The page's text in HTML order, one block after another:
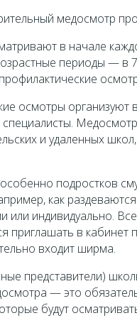
медосмотр
в начале
периоды — в
осмотры организуют
и удаленных
подростков
как
или индивидуально.
приглашать в
входит ширма.
представители)
— это
будут